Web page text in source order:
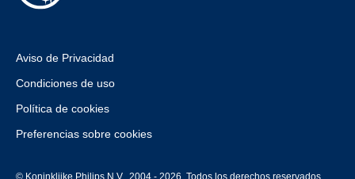
Aviso de Privacidad
Condiciones de uso
Política de cookies
Preferencias sobre cookies
© Koninklijke Philips N.V., 2004 - 2026. Todos los derechos reservados.